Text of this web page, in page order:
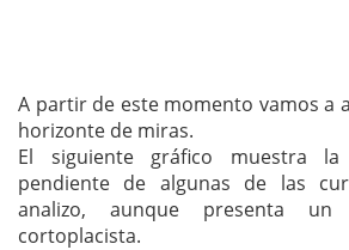
A partir de este momento vamos a
horizonte de miras.
El siguiente gráfico muestra
pendiente de algunas de las
analizo, aunque presenta un
cortoplacista.